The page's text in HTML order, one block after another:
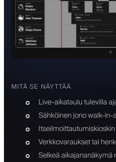
MITÄ SE NÄYTTÄÄ
Live-aikataulu tulevilla
Sähköinen jono walk-in-
Verkkovaraukset tai
Selkeä aikajananäkymä